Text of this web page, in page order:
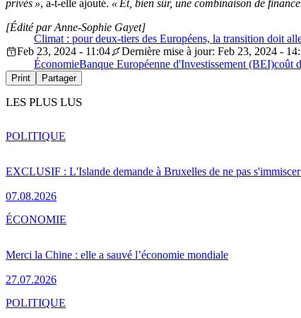
privés », a-t-elle ajouté. « Et, bien sûr, une combinaison de
Climat : pour deux-tiers des Européens, la transition doit
[Édité par Anne-Sophie Gayet]
Feb 23, 2024 - 11:04
Dernière mise à jour: Feb 23, 2024 -
ÉconomieBanque Européenne d'Investissement (BEI)coût
Print Partager
LES PLUS LUS
EXCLUSIF : L'Islande demande à Bruxelles de ne pas
07.08.2026
POLITIQUE
Merci la Chine : elle a sauvé l’économie mondiale
27.07.2026
ÉCONOMIE
POLITIQUE